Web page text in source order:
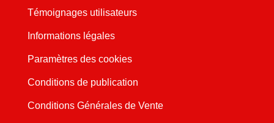
Témoignages utilisateurs
Informations légales
Paramètres des cookies
Conditions de publication
Conditions Générales de Vente